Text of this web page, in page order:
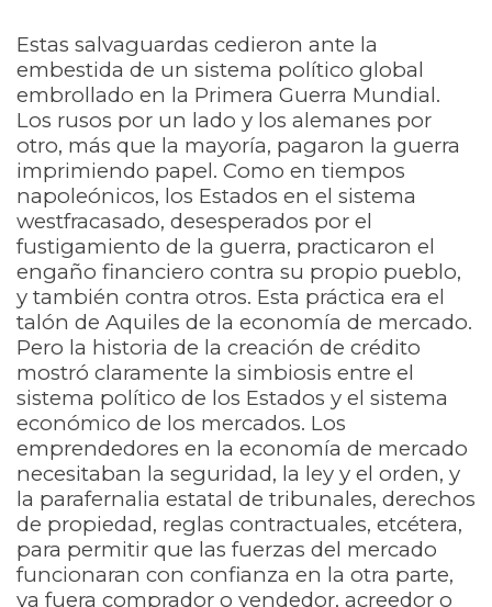
Estas salvaguardas cedieron ante la
embestida de un sistema político global
embrollado en la Primera Guerra Mundial.
Los rusos por un lado y los alemanes por
otro, más que la mayoría, pagaron la guerra
imprimiendo papel. Como en tiempos
napoleónicos, los Estados en el sistema
westfracasado, desesperados por el
fustigamiento de la guerra, practicaron el
engaño financiero contra su propio pueblo,
y también contra otros. Esta práctica era el
talón de Aquiles de la economía de mercado.
Pero la historia de la creación de crédito
mostró claramente la simbiosis entre el
sistema político de los Estados y el sistema
económico de los mercados. Los
emprendedores en la economía de mercado
necesitaban la seguridad, la ley y el orden, y
la parafernalia estatal de tribunales, derechos
de propiedad, reglas contractuales, etcétera,
para permitir que las fuerzas del mercado
funcionaran con confianza en la otra parte,
ya fuera comprador o vendedor, acreedor o